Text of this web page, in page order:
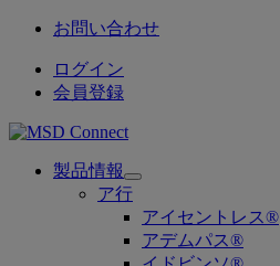
お問い合わせ
ログイン
会員登録
製品情報
Open
submenu
ア行
アイセントレス®
アデムパス®